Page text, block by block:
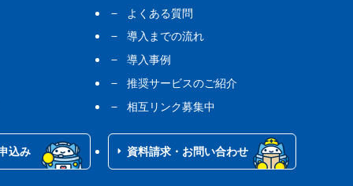
よくある質問
導入までの流れ
導入事例
推奨サービスのご紹介
相互リンク募集中
込み 資料請求・お問い合わせ